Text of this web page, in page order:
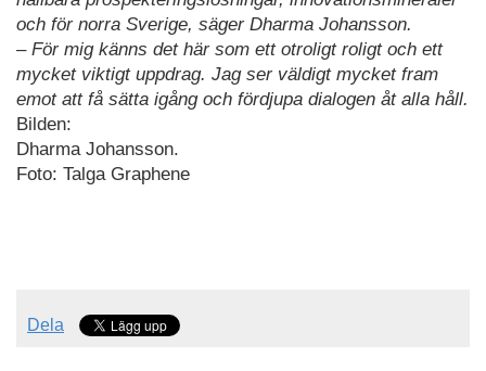
och för norra Sverige, säger Dharma Johansson.
– För mig känns det här som ett otroligt roligt och ett
mycket viktigt uppdrag. Jag ser väldigt mycket fram
emot att få sätta igång och fördjupa dialogen åt alla håll.
Bilden:
Dharma Johansson.
Foto: Talga Graphene
Dela